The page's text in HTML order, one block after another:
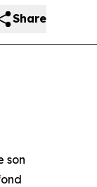
Share
son